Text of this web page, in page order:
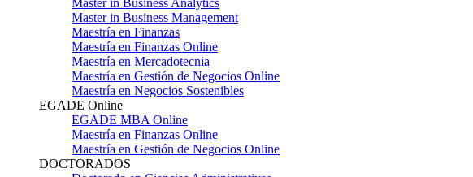
Master in Business Analytics
Master in Business Management
Maestría en Finanzas
Maestría en Finanzas Online
Maestría en Mercadotecnia
Maestría en Gestión de Negocios Online
Maestría en Negocios Sostenibles
EGADE Online
EGADE MBA Online
Maestría en Finanzas Online
Maestría en Gestión de Negocios Online
DOCTORADOS